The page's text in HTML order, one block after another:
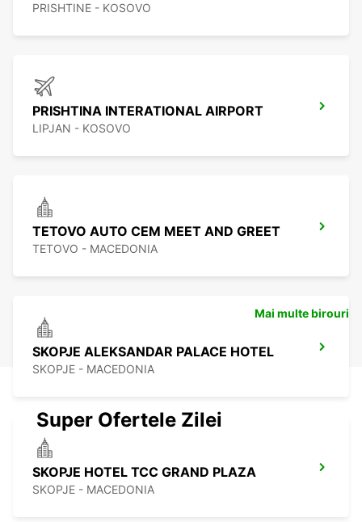
PRISHTINE - KOSOVO
PRISHTINA INTERATIONAL AIRPORT
LIPJAN - KOSOVO
TETOVO AUTO CEM MEET AND GREET
TETOVO - MACEDONIA
SKOPJE ALEKSANDAR PALACE HOTEL
SKOPJE - MACEDONIA
SKOPJE HOTEL TCC GRAND PLAZA
SKOPJE - MACEDONIA
Mai multe birouri
Super Ofertele Zilei